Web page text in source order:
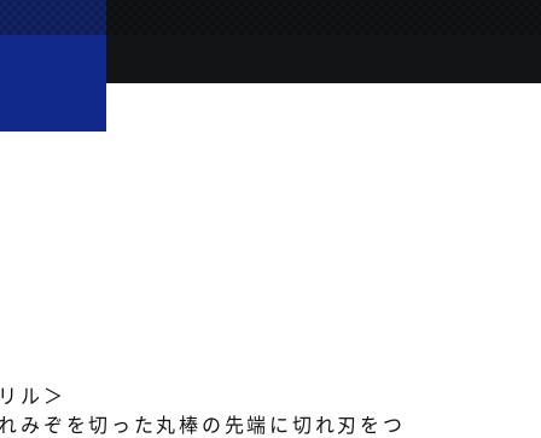
ル＞
みぞを切った丸棒の先端に切れ刃をつ